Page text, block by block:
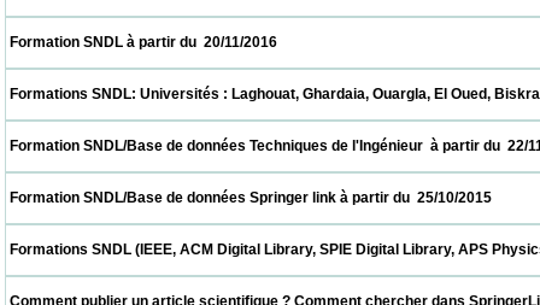
Formation SNDL à partir du  20/11/2016
Formations SNDL: Universités : Laghouat, Ghardaia, Ouargla, El
Formation SNDL/Base de données Techniques de l'Ingénieur  à
Formation SNDL/Base de données Springer link à partir du  25/
Formations SNDL (IEEE, ACM Digital Library, SPIE Digital Library,
Comment publier un article scientifique ? Comment chercher dans